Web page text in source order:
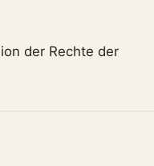
der Rechte der